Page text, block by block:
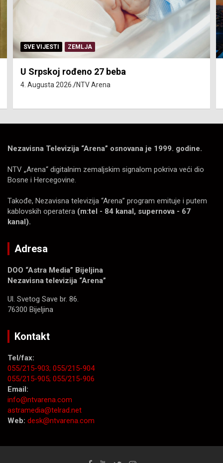
SERVISNE INFORMACIJE
Isključenja vode – utorak 4. avgust
4. Augusta 2026. NTV Arena
Nezavisna Televizija “Arena” osnovana je 1999. godine.
NTV „Arena“ digitalnim zemaljskim signalom pokriva veći dio
Bosne i Hercegovine.
Takođe, Nezavisna televizija “Arena” program emituje i putem
kablovskih operatera (m:tel - 84 kanal, supernova - 67
kanal).
Adresa
DOO “Astra Media” Bijeljina
Nezavisna televizija “Arena”
Ul. Svetog Save br. 86.
76300 Bijeljina
Kontakt
Tel/fax:
055/215-903; 055/215-904
055/215-905; 055/215-906
Email:
info@ntvarena.com
astramedia@telrad.net
Web: desk@ntvarena.com